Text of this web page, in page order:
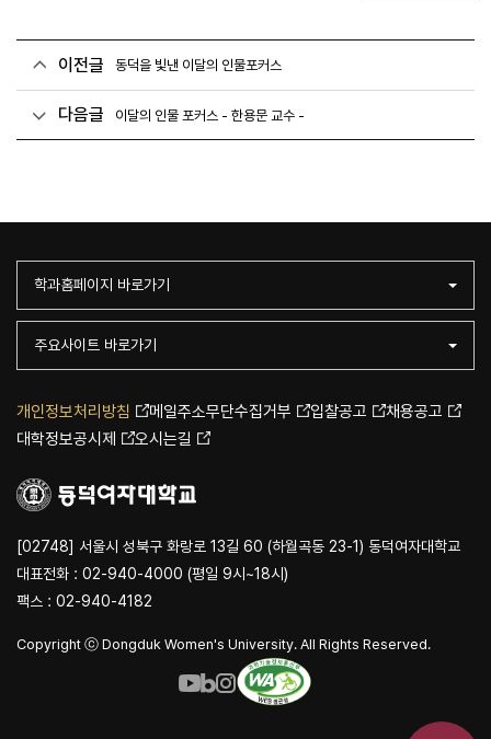
이전글 동덕을 빛낸 이달의 인물포커스
다음글 이달의 인물 포커스 - 한용문 교수 -
개인정보처리방침 메일주소무단수집거부 입찰공고
채용공고
대학정보공시제
오시는길
주요사이트 바로가기
학과홈페이지 바로가기
[02748] 서울시 성북구 화랑로 13길 60 (하월곡동 23-1) 동덕여자대학교
대표전화 : 02-940-4000 (평일 9시~18시)
팩스 : 02-940-4182
Copyright ⓒ Dongduk Women's University. All Rights Reserved.